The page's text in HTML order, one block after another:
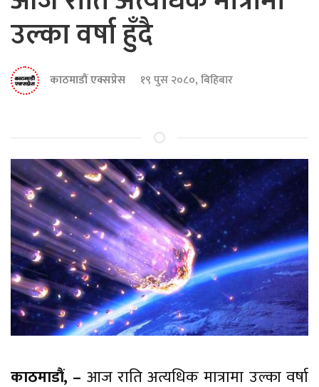
उल्का वर्षा हुँदै
काठमाडौं एक्सप्रेस १९ पुस २०८०, बिहिबार
काठमाडौं, – आज राति अत्यधिक मात्रामा उल्का वर्षा